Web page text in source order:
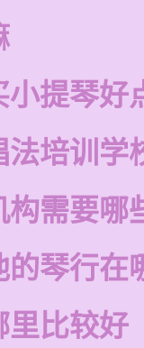
小提琴好
法培训学
构需要哪
的琴行在
里比较好